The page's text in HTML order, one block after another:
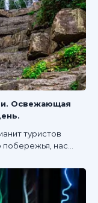
Освежающая
туристов
нас...